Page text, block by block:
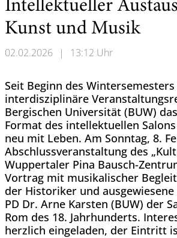
Intellektueller
Kunst und Musik
02.02.2026 | 13:12 Uhr
Seit Beginn des
interdisziplinäre
Bergischen Universität (BUW)
Format des intellektuellen
neu mit Leben. Am Sonntag, 8.
Abschlussveranstaltung des
Wuppertaler Pina Bausch-
Vortrag mit musikalischer
der Historiker und
PD Dr. Arne Karsten (BUW) der
Rom des 18. Jahrhunderts.
herzlich eingeladen, der Eintritt